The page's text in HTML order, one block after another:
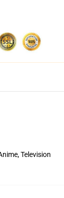
Television